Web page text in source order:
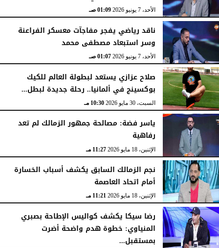
الأحد، 7 يونيو 2026 01:09 صـ
ناقد رياضي يفجر مفاجآت معسكر الفراعنة
وسر استبعاد مصطفى محمد
الأحد، 7 يونيو 2026 01:07 صـ
صلاح عزازي يستعد لبطولة العالم للكيك
بوكسينج في ألمانيا.. رحلة جديدة لبطل...
السبت، 30 مايو 2026 10:30 مـ
ياسر فضة: مصالحة جمهور الزمالك لم تعد
رفاهية
الإثنين، 18 مايو 2026 11:27 مـ
نجم الزمالك السابق يكشف أسباب الخسارة
أمام اتحاد العاصمة
الإثنين، 18 مايو 2026 11:21 مـ
رضا سيكا يكشف كواليس الإطاحة بصبري
المنياوي: خطوة هدم واضحة أضرت
بمستقبل...